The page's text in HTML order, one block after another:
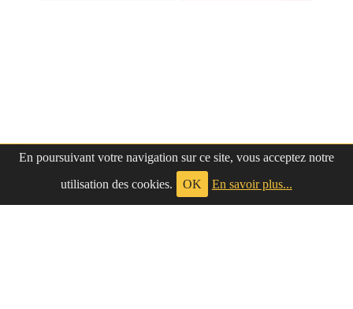
En poursuivant votre navigation sur ce site, vous acceptez notre
utilisation des cookies.
OK En savoir plus...